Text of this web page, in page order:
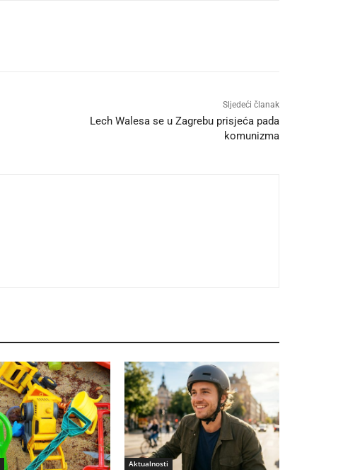
Sljedeći članak
Lech Walesa se u Zagrebu prisjeća pada
komunizma
Aktualnosti